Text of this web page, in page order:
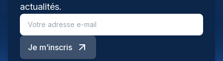
actualités.
Je m’inscris